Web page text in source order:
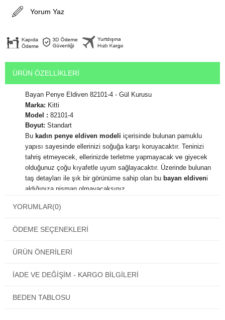
Yorum Yaz
ÜRÜN ÖZELLIKLERI
Bayan Penye Eldiven 82101-4 - Gül Kurusu
Marka: Kitti
Model : 82101-4
Boyut: Standart
Bu kadın penye eldiven modeli içerisinde bulunan pamuklu
yapısı sayesinde ellerinizi soğuğa karşı koruyacaktır. Teninizi
tahriş etmeyecek, ellerinizde terletme yapmayacak ve giyecek
olduğunuz çoğu kıyafetle uyum sağlayacaktır. Üzerinde bulunan
taş detayları ile şık bir görünüme sahip olan bu bayan eldiveni
aldığınıza pişman olmayacaksınız.
YORUMLAR(0)
ÖDEME SEÇENEKLERI
ÜRÜN ÖNERILERI
İADE VE DEĞİŞİM - KARGO BİLGİLERİ
BEDEN TABLOSU